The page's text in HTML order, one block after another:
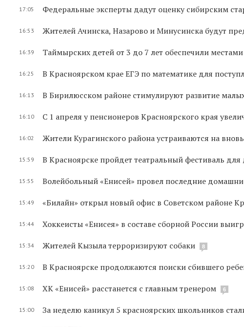
17:05 Федеральные эксперты дадут оценку сибирским
16:53 Жителей Ачинска, Назарово и Минусинска будут
16:39 Таймырских детей от 3 до 7 лет обеспечили
16:25 В Красноярском крае ЕГЭ по математике для
16:13 В Бирилюсском районе стимулируют развитие
16:10 С 1 апреля у пенсионеров Красноярского края
16:02 Жители Курагинского района устраиваются на
15:59 В Красноярске пройдет театральный фестиваль
15:55 Волейбольный «Енисей» провел последние
15:49 «Билайн» открыл новый офис в Советском районе
15:44 Хоккеисты «Енисея» в составе сборной России
15:34 Жителей Кызыла терроризируют собаки 8
15:20 В Красноярске продолжаются поиски сбившего
15:08 ХК «Енисей» расстанется с главным тренером 6
15:00 За неделю каникул 5 красноярских школьников